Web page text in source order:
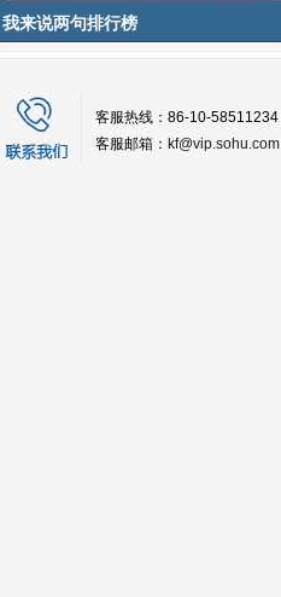
我来说两句排行榜
客服热线：86-10-58511234
客服邮箱： kf@vip.sohu.com